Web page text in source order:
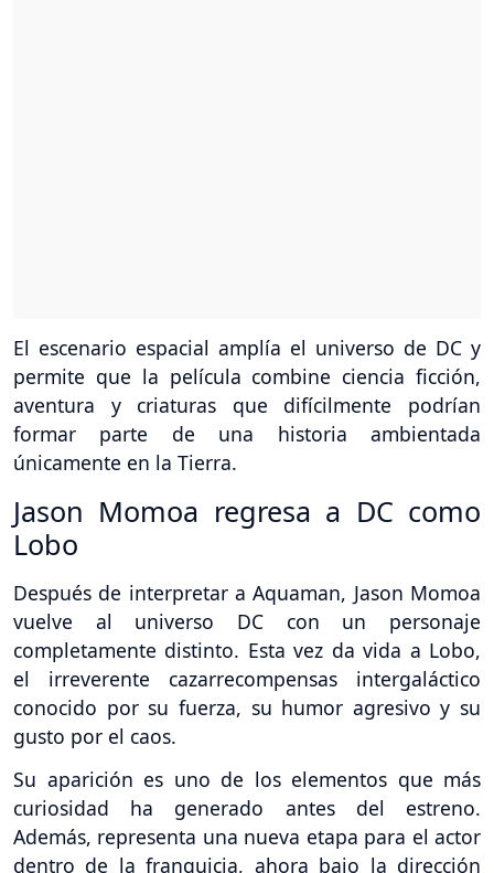
El escenario espacial amplía el universo de DC y
permite que la película combine ciencia ficción,
aventura y criaturas que difícilmente podrían
formar parte de una historia ambientada
únicamente en la Tierra.
Jason Momoa regresa a DC como
Lobo
Después de interpretar a Aquaman, Jason Momoa
vuelve al universo DC con un personaje
completamente distinto. Esta vez da vida a Lobo,
el irreverente cazarrecompensas intergaláctico
conocido por su fuerza, su humor agresivo y su
gusto por el caos.
Su aparición es uno de los elementos que más
curiosidad ha generado antes del estreno.
Además, representa una nueva etapa para el actor
dentro de la franquicia, ahora bajo la dirección